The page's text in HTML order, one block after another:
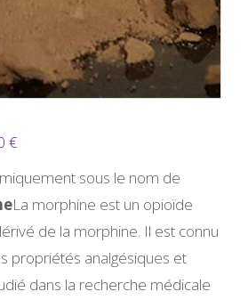
€Plage
190,00 €
2.280,00 €
sous le nom de
La morphine est un opioïde
de la morphine. Il est connu
propriétés analgésiques et
dans la recherche médicale